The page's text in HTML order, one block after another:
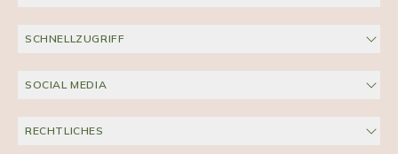
SCHNELLZUGRIFF
SOCIAL MEDIA
RECHTLICHES